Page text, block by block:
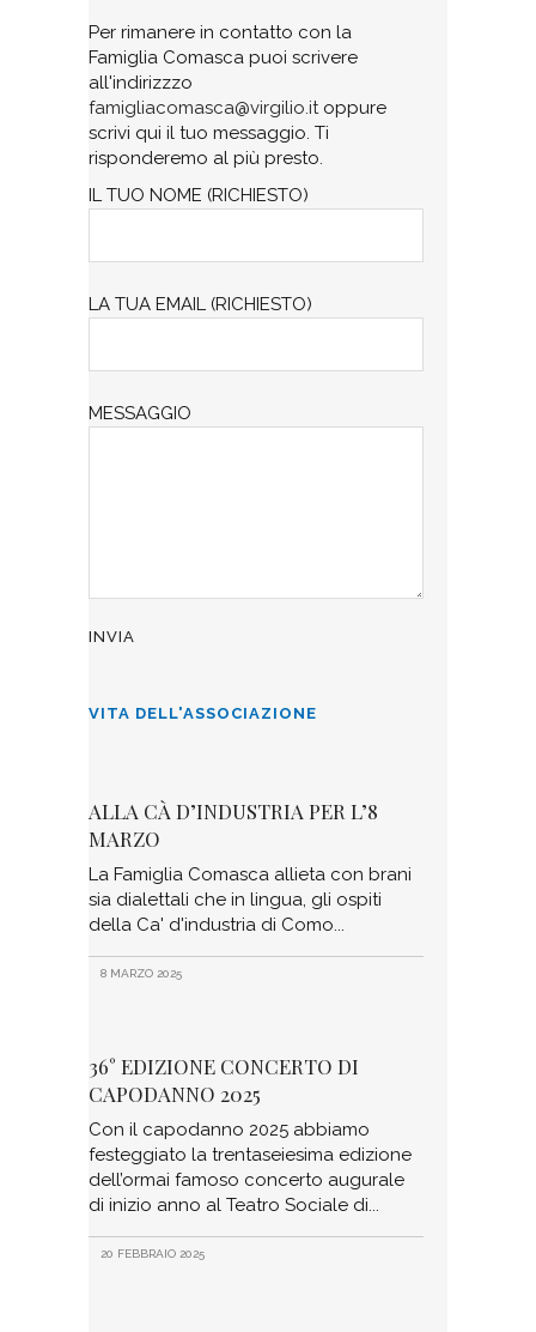
Per rimanere in contatto con la
Famiglia Comasca puoi scrivere
all'indirizzzo
famigliacomasca@virgilio.itoppure
scrivi qui il tuo messaggio. Ti
risponderemo al più presto.
IL TUO NOME (RICHIESTO)
LA TUA EMAIL (RICHIESTO)
MESSAGGIO
VITA DELL'ASSOCIAZIONE
ALLA CÀ D’INDUSTRIA PER L’8
MARZO
La Famiglia Comasca allieta con brani
sia dialettali che in lingua, gli ospiti
della Ca' d'industria di Como
8 MARZO 2025
36° EDIZIONE CONCERTO DI
CAPODANNO 2025
Con il capodanno 2025 abbiamo
festeggiato la trentaseiesima edizione
dell’ormai famoso concerto augurale
di inizio anno al Teatro Sociale di
20 FEBBRAIO 2025